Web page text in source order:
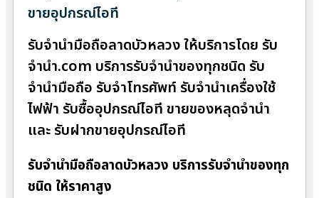
ขายอุปกรณ์ไอที
รับจำนำมือถือลาดบัวหลวง ให้บริการโดย รับ
จํานํา.com บริการรับจำนำของทุกชนิด รับ
จำนำมือถือ รับจำโทรศัพท์ รับจำนำเครื่องใช้
ไฟฟ้า รับซื้ออุปกรณ์ไอที ขายของหลุดจำนำ
และ รับฝากขายอุปกรณ์ไอที
รับจำนำมือถือลาดบัวหลวง บริการรับจำนำของทุก
ชนิด ให้ราคาสูง